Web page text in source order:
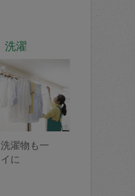
洗濯
濯物も一
に